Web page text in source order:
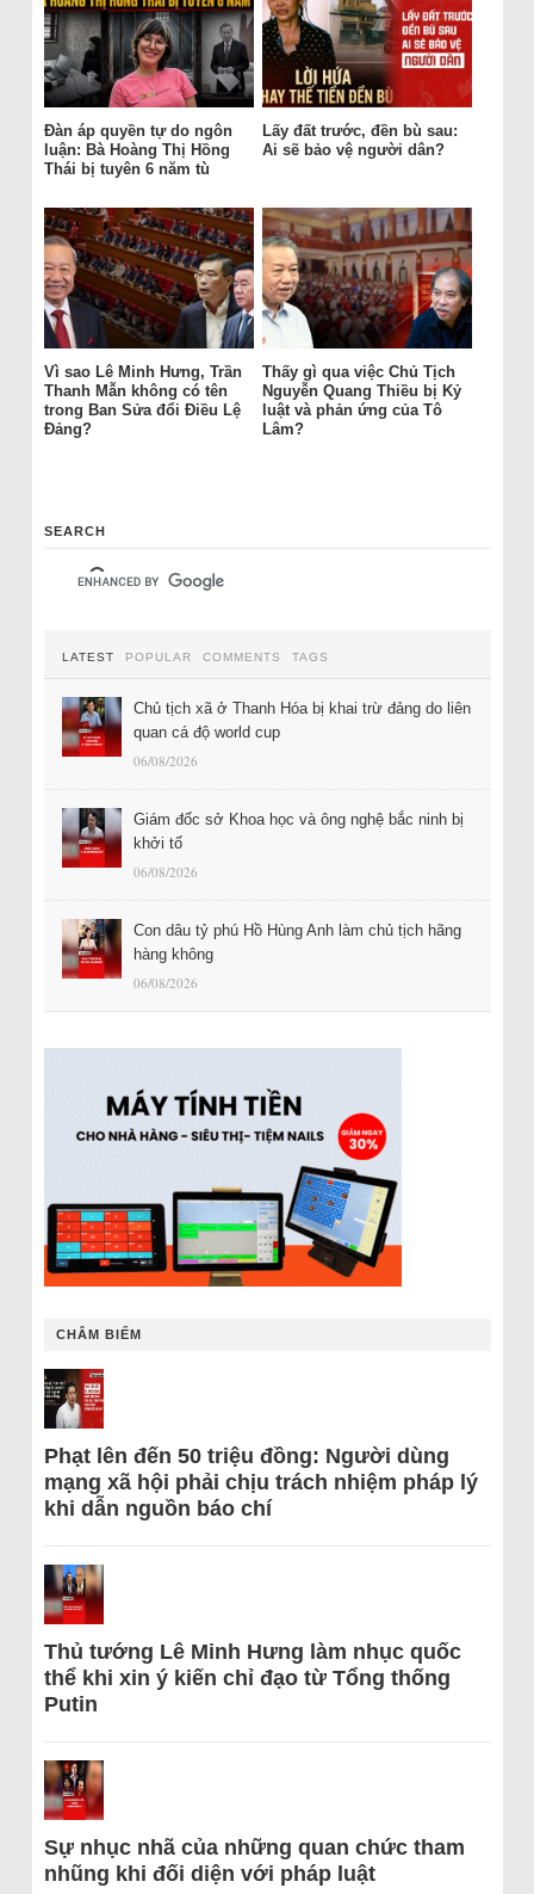
Đàn áp quyền tự do ngôn
luận: Bà Hoàng Thị Hồng
Thái bị tuyên 6 năm tù
Lấy đất trước, đền bù sau:
Ai sẽ bảo vệ người dân?
Vì sao Lê Minh Hưng, Trần
Thanh Mẫn không có tên
trong Ban Sửa đổi Điều Lệ
Đảng?
Thấy gì qua việc Chủ Tịch
Nguyễn Quang Thiều bị Kỷ
luật và phản ứng của Tô
Lâm?
SEARCH
LATEST POPULAR COMMENTS TAGS
Chủ tịch xã ở Thanh Hóa bị khai trừ đảng do liên
quan cá độ world cup
06/08/2026
Giám đốc sở Khoa học và ông nghệ bắc ninh bị
khởi tố
06/08/2026
Con dâu tỷ phú Hồ Hùng Anh làm chủ tịch hãng
hàng không
06/08/2026
CHÂM BIẾM
Phạt lên đến 50 triệu đồng: Người dùng
mạng xã hội phải chịu trách nhiệm pháp lý
khi dẫn nguồn báo chí
Thủ tướng Lê Minh Hưng làm nhục quốc
thể khi xin ý kiến chỉ đạo từ Tổng thống
Putin
Sự nhục nhã của những quan chức tham
nhũng khi đối diện với pháp luật